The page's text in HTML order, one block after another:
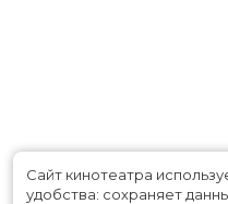
Сайт кинотеатра
удобства: сохраняет